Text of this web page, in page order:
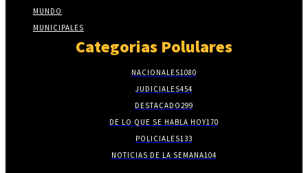
MUNDO
MUNICIPALES
Categorias Polulares
NACIONALES1080
JUDICIALES454
DESTACADO299
DE LO QUE SE HABLA HOY170
POLICIALES133
NOTICIAS DE LA SEMANA104